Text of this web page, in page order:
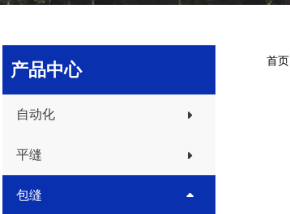
产品中心
自动化
平缝
包缝
首页